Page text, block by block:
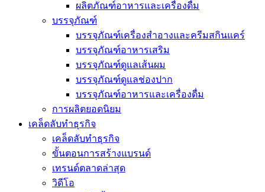
ผลิตภัณฑ์อาหารและเครื่องดื่ม
บรรจุภัณฑ์
บรรจุภัณฑ์เครื่องสำอางและครีมสกินแคร์
บรรจุภัณฑ์อาหารเสริม
บรรจุภัณฑ์ดูแลเส้นผม
บรรจุภัณฑ์ดูแลช่องปาก
บรรจุภัณฑ์อาหารและเครื่องดื่ม
การผลิตยอดนิยม
เคล็ดลับทำธุรกิจ
เคล็ดลับทำธุรกิจ
ขั้นตอนการสร้างแบรนด์
เทรนด์ตลาดล่าสุด
วิดีโอ